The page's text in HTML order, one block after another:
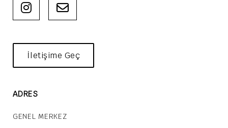
İletişime Geç
ADRES
GENEL MERKEZ